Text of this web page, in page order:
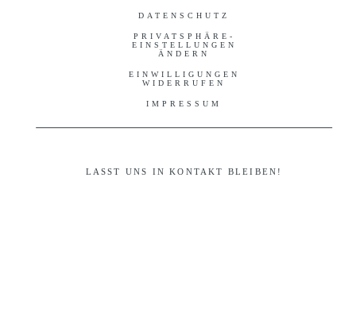
DATENSCHUTZ
PRIVATSPHÄRE-
EINSTELLUNGEN
ÄNDERN
EINWILLIGUNGEN
WIDERRUFEN
IMPRESSUM
LASST UNS IN KONTAKT BLEIBEN!